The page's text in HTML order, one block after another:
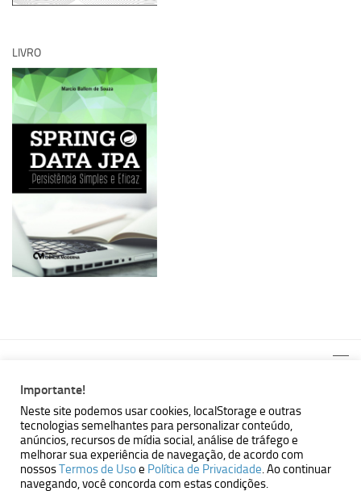
LIVRO
MBallem | Programando com Java © 2026. Todos Direitos
Reservados.
Powered by - Designed with theHueman theme
Importante!
Neste site podemos usar cookies, localStorage e outras
tecnologias semelhantes para personalizar conteúdo,
anúncios, recursos de mídia social, análise de tráfego e
melhorar sua experiência de navegação, de acordo com
nossosTermos de Usoe Política de Privacidade. Ao continuar
navegando, você concorda com estas condições.